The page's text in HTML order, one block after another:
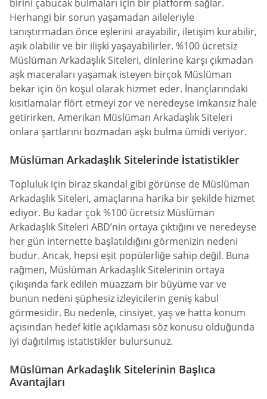
birini çabucak bulmaları için bir platform sağlar.
Herhangi bir sorun yaşamadan aileleriyle
tanıştırmadan önce eşlerini arayabilir, iletişim kurabilir,
aşık olabilir ve bir ilişki yaşayabilirler. %100 ücretsiz
Müslüman Arkadaşlık Siteleri, dinlerine karşı çıkmadan
aşk maceraları yaşamak isteyen birçok Müslüman
bekar için ön koşul olarak hizmet eder. İnançlarındaki
kısıtlamalar flört etmeyi zor ve neredeyse imkansız hale
getirirken, Amerikan Müslüman Arkadaşlık Siteleri
onlara şartlarını bozmadan aşkı bulma ümidi veriyor.
Müslüman Arkadaşlık Sitelerinde İstatistikler
Topluluk için biraz skandal gibi görünse de Müslüman
Arkadaşlık Siteleri, amaçlarına harika bir şekilde hizmet
ediyor. Bu kadar çok %100 ücretsiz Müslüman
Arkadaşlık Siteleri ABD’nin ortaya çıktığını ve neredeyse
her gün internette başlatıldığını görmenizin nedeni
budur. Ancak, hepsi eşit popülerliğe sahip değil. Buna
rağmen, Müslüman Arkadaşlık Sitelerinin ortaya
çıkışında fark edilen muazzam bir büyüme var ve
bunun nedeni şüphesiz izleyicilerin geniş kabul
görmesidir. Bu nedenle, cinsiyet, yaş ve hatta konum
açısından hedef kitle açıklaması söz konusu olduğunda
iyi dağıtılmış istatistikler bulursunuz.
Müslüman Arkadaşlık Sitelerinin Başlıca
Avantajları